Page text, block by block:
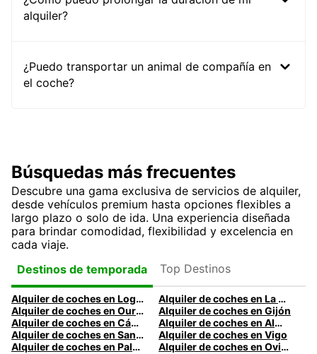
alquiler?
¿Puedo transportar un animal de compañía en
el coche?
Búsquedas más frecuentes
Descubre una gama exclusiva de servicios de alquiler,
desde vehículos premium hasta opciones flexibles a
largo plazo o solo de ida. Una experiencia diseñada
para brindar comodidad, flexibilidad y excelencia en
cada viaje.
Destinos de temporada
Top Destinos
Alquiler de coches en Logroño
Alquiler de coches en La Coruña
Alquiler de coches en Ourense
Alquiler de coches en Gijón
Alquiler de coches en Cádiz
Alquiler de coches en Almería
Alquiler de coches en Santander
Alquiler de coches en Vigo
Alquiler de coches en Palma
Alquiler de coches en Oviedo